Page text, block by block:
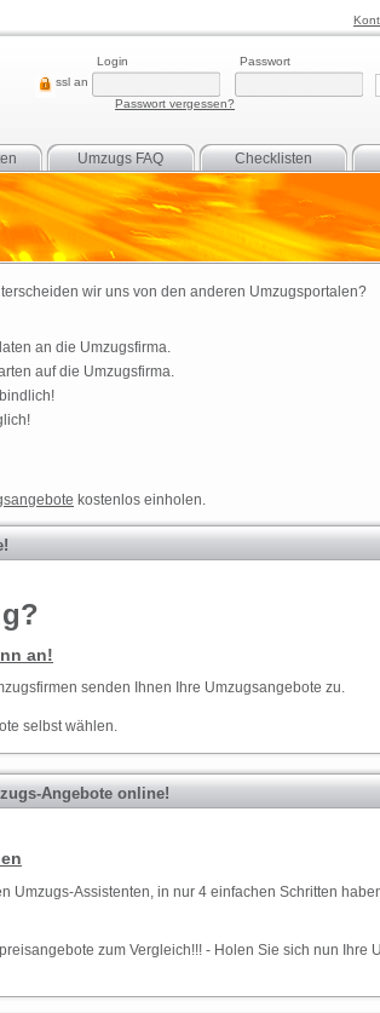
ssl an
Login Passwort
Passwort vergessen?
Checklisten
Umzugs FAQ
wir uns von den anderen Umzugsportalen?
an die Umzugsfirma.
auf die Umzugsfirma.
kostenlos einholen.
an!
senden Ihnen Ihre Umzugsangebote zu.
selbst wählen.
Angebote online!
Umzugs-Assistenten, in nur 4 einfachen Schritten
zum Vergleich!!! - Holen Sie sich nun Ihre